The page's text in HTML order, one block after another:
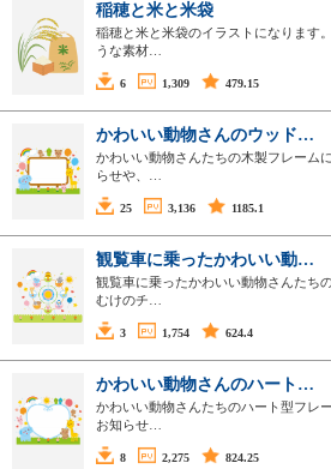
稲穂と米と米袋
稲穂と米と米袋のイラストになります
うな素材…
6 1,309 479.15
かわいい動物さんのウッド…
かわいい動物さんたちの木製フレーム
らせや、…
25 3,136 1185.1
観覧車に乗ったかわいい動…
観覧車に乗ったかわいい動物さんたち
むけのチ…
3 1,754 624.4
かわいい動物さんのハート…
かわいい動物さんたちのハート型フレ
お知らせ…
8 2,275 824.25